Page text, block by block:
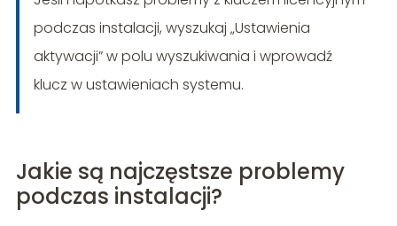
podczas instalacji, wyszukaj „Ustawienia
aktywacji” w polu wyszukiwania i wprowadź
klucz w ustawieniach systemu.
Jakie są najczęstsze problemy
podczas instalacji?